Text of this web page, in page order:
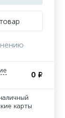
0 ₽
карты